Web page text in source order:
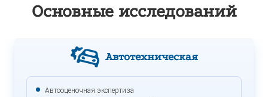
Основные исследований
Автотехническая
Автооценочная экспертиза